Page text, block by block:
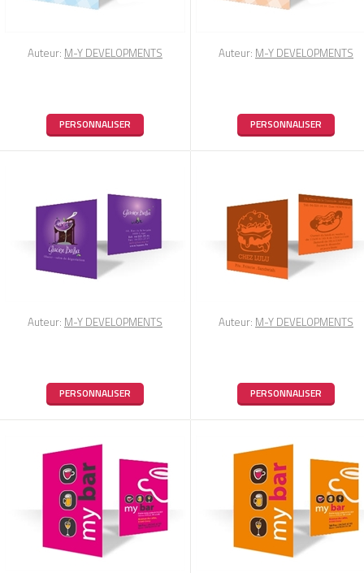
Auteur: M-Y DEVELOPMENTS
PERSONNALISER
Auteur: M-Y DEVELOPMENTS
PERSONNALISER
Auteur: M-Y DEVELOPMENTS
PERSONNALISER
Auteur: M-Y DEVELOPMENTS
PERSONNALISER